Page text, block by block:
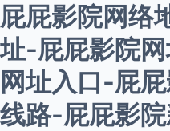
屁屁影院网络
址-屁屁影院
网址入口-屁
线路-屁屁影